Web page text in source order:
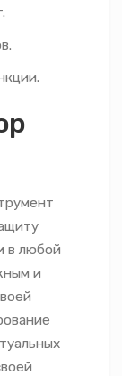
в любой
и